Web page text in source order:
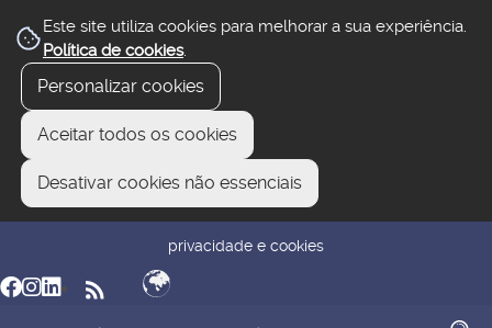
Este site utiliza cookies para melhorar a sua experiência.
Política de cookies.
Personalizar cookies
Aceitar todos os cookies
Desativar cookies não essenciais
privacidade e cookies